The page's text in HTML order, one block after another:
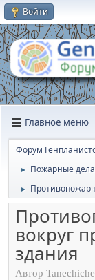
Войти
Главное меню
Форум
► Пожарные дела
►
вокруг
здания
Автор